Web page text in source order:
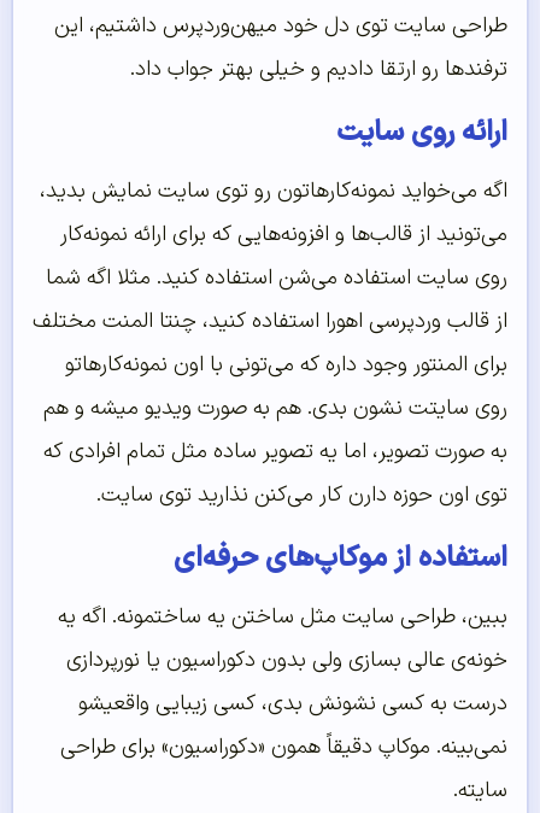
طراحی سایت توی دل خود میهن‌وردپرس داشتیم، این
ترفندها رو ارتقا دادیم و خیلی بهتر جواب داد.
ارائه روی سایت
اگه می‌خواید نمونه‌کارهاتون رو توی سایت نمایش بدید،
می‌تونید از قالب‌ها و افزونه‌هایی که برای ارائه نمونه‌کار
روی سایت استفاده می‌شن استفاده کنید. مثلا اگه شما
از قالب وردپرسی اهورا استفاده کنید، چنتا المنت مختلف
برای المنتور وجود داره که می‌تونی با اون نمونه‌کارهاتو
روی سایتت نشون بدی. هم به صورت ویدیو میشه و هم
به صورت تصویر، اما یه تصویر ساده مثل تمام افرادی که
توی اون حوزه دارن کار می‌کنن نذارید توی سایت.
استفاده از موکاپ‌های حرفه‌ای
ببین، طراحی سایت مثل ساختن یه ساختمونه. اگه یه
خونه‌ی عالی بسازی ولی بدون دکوراسیون یا نورپردازی
درست به کسی نشونش بدی، کسی زیبایی واقعیشو
نمی‌بینه. موکاپ دقیقاً همون «دکوراسیون» برای طراحی
سایته.